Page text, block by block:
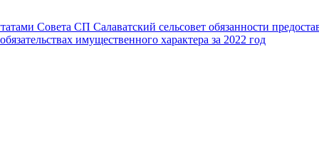
Совета СП Салаватский сельсовет обязанности
имущественного характера за 2022 год